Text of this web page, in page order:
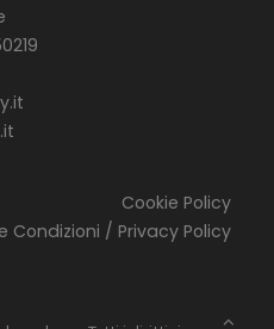
Cookie Policy
Condizioni / Privacy Policy